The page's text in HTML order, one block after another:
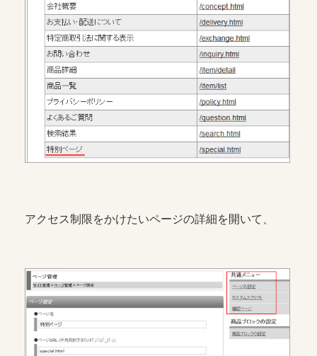
アクセス制限をかけたいページの詳細を開いて、